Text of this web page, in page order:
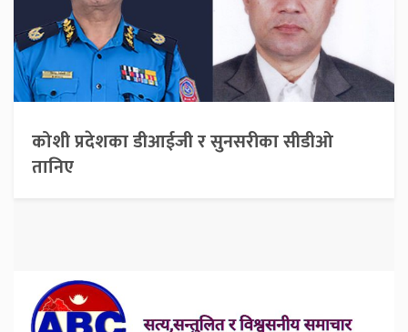
कोशी प्रदेशका डीआईजी र सुनसरीका सीडीओ
तानिए